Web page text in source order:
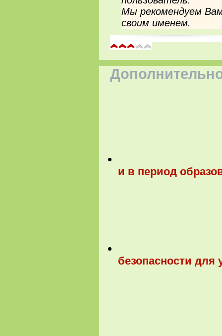
Мы рекомендуем
своим именем.
и в период
безопасности для